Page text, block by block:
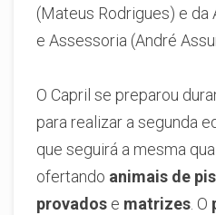
(Mateus Rodrigues) e da
e Assessoria (André
O Capril se preparou
para realizar a segunda
que seguirá a mesma
ofertando animais de
provados e matrizes . O